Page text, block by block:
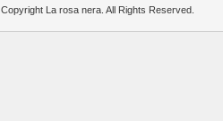
Copyright La rosa nera. All Rights Reserved.